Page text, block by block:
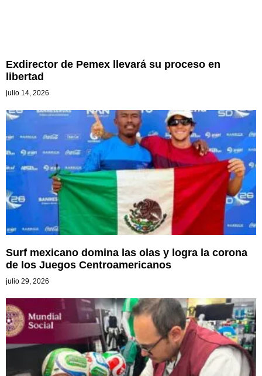
Exdirector de Pemex llevará su proceso en
libertad
julio 14, 2026
Surf mexicano domina las olas y logra la corona
de los Juegos Centroamericanos
julio 29, 2026